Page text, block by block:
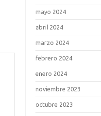
mayo 2024
abril 2024
marzo 2024
febrero 2024
enero 2024
noviembre 2023
octubre 2023